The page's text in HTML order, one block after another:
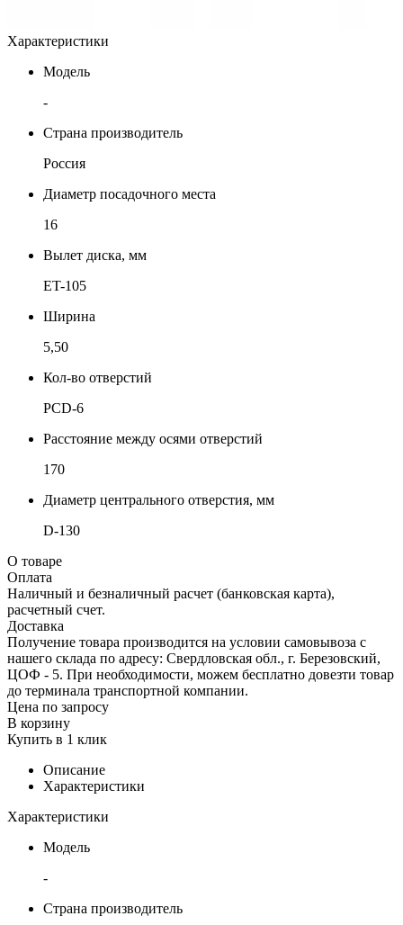
Характеристики
Модель
-
Страна производитель
Россия
Диаметр посадочного места
16
Вылет диска, мм
ET-105
Ширина
5,50
Кол-во отверстий
PCD-6
Расстояние между осями отверстий
170
Диаметр центрального отверстия, мм
D-130
О товаре
Оплата
Наличный и безналичный расчет (банковская карта),
расчетный счет.
Доставка
Получение товара производится на условии самовывоза с
нашего склада по адресу: Свердловская обл., г. Березовский,
ЦОФ - 5. При необходимости, можем бесплатно довезти товар
до терминала транспортной компании.
Цена по запросу
В корзину
Купить в 1 клик
Описание
Характеристики
Характеристики
Модель
-
Страна производитель